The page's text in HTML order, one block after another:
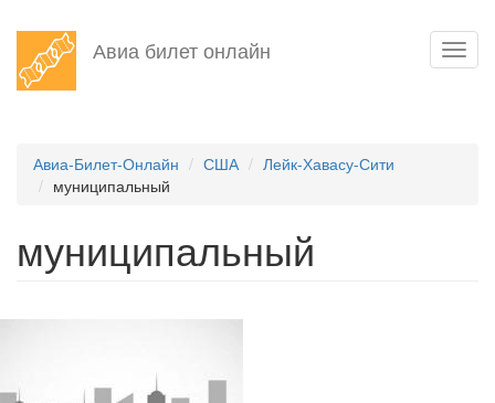
Перейти
основному
Авиа билет онлайн
Авиа-Билет-Онлайн США
Лейк-Хавасу-Сити
муниципальный
муниципальный